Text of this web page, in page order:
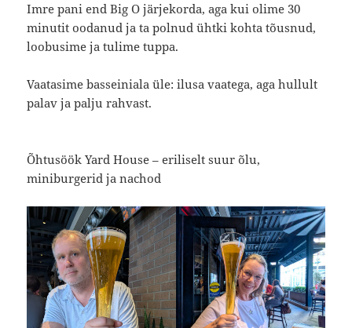
Imre pani end Big O järjekorda, aga kui olime 30
minutit oodanud ja ta polnud ühtki kohta tõusnud,
loobusime ja tulime tuppa.
Vaatasime basseiniala üle: ilusa vaatega, aga hullult
palav ja palju rahvast.
Õhtusöök Yard House – eriliselt suur õlu,
miniburgerid ja nachod